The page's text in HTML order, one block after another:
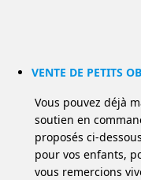
VENTE DE PETITS
Vous pouvez déjà
soutien en
proposés ci-
pour vos enfants,
vous remercions